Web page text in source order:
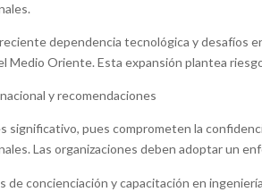
dependencia tecnológica y desafíos
Medio Oriente. Esta expansión plantea
y recomendaciones
significativo, pues comprometen la
Las organizaciones deben adoptar un
de concienciación y capacitación en